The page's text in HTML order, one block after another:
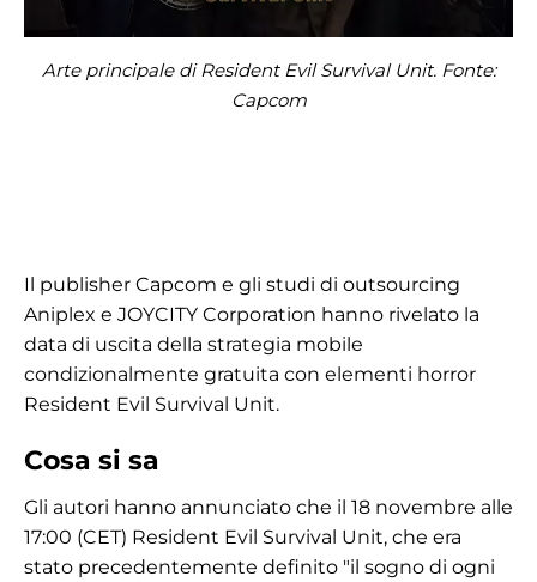
Arte principale di Resident Evil Survival Unit. Fonte:
Capcom
Il publisher Capcom e gli studi di outsourcing
Aniplex e JOYCITY Corporation hanno rivelato la
data di uscita della strategia mobile
condizionalmente gratuita con elementi horror
Resident Evil Survival Unit.
Cosa si sa
Gli autori hanno annunciato che il 18 novembre alle
17:00 (CET) Resident Evil Survival Unit, che era
stato precedentemente definito "il sogno di ogni